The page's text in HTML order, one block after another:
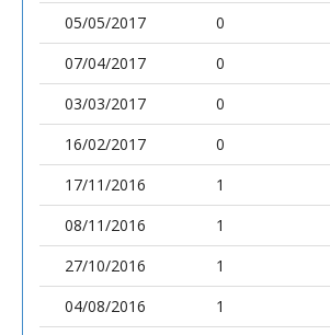
05/05/2017
0
07/04/2017
0
03/03/2017
0
16/02/2017
0
17/11/2016
1
08/11/2016
1
27/10/2016
1
04/08/2016
1